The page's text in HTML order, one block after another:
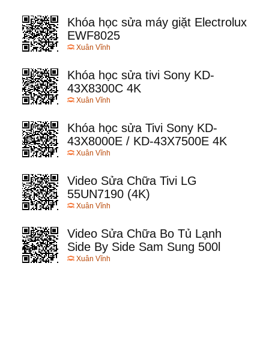
Khóa học sửa máy giặt Electrolux
EWF8025
Xuân Vĩnh
Khóa học sửa tivi Sony KD-
43X8300C 4K
Xuân Vĩnh
Khóa học sửa Tivi Sony KD-
43X8000E / KD-43X7500E 4K
Xuân Vĩnh
Video Sửa Chữa Tivi LG
55UN7190 (4K)
Xuân Vĩnh
Video Sửa Chữa Bo Tủ Lạnh
Side By Side Sam Sung 500l
Xuân Vĩnh